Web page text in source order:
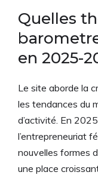
Quelles
en 2025-
Le site aborde la
les tendances du
d’activité. En
l’entrepreneuriat
nouvelles formes
une place